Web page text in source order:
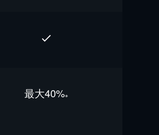
最⼤40%※